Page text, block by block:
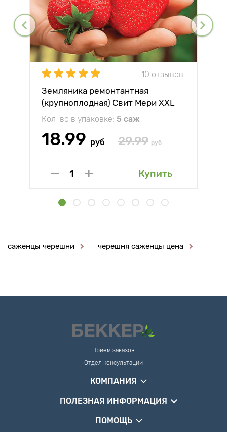
10 отзывов
Земляника ремонтантная
(крупноплодная) Свит Мери XXL
Кол-во в упаковке: 5 саж
18.99 руб 29.99 руб
Купить
саженцы черешни черешня саженцы цена
Прием заказов
Отдел консультации
КОМПАНИЯ
ПОЛЕЗНАЯ ИНФОРМАЦИЯ
ПОМОЩЬ